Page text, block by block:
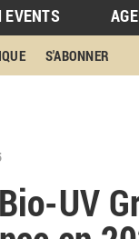
EVENTS
S'ABONNER
UV